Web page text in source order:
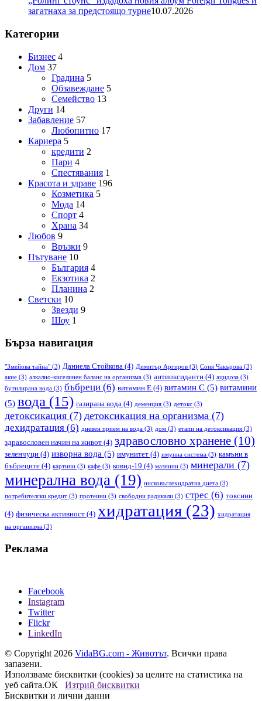
загатнаха за предстоящо турне10.07.2026
Категории
Бизнес 4
Дом 37
Градина 5
Обзавеждане 5
Семейство 13
Други 14
Забавление 57
Любопитно 17
Кариера 5
кредити 2
Пари 4
Спестявания 1
Красота и здраве 196
Козметика 5
Мода 14
Спорт 4
Храна 34
Любов 9
Връзки 9
Пътуване 10
България 4
Екзотика 2
Планина 2
Светски 10
Звезди 9
Шоу 1
Бърза навигация
"Змейова тайна" (3) Даниела Стойкова (4) Димитър Аргиров (3) Соня Чакърова (3)
акне (3) алкално-киселинен баланс на организма (3) антиоксиданти (4) ацидоза (3)
бутилирана вода (3) бъбреци (6) витамин Е (4) витамин С (5) витамини
(5) вода (15) газирана вода (4) деменция (3) детокс (3)
детоксикация (7) детоксикация на организма (7)
дехидратация (6) дневен прием на вода (3) дом (3) етапи на детоксикация (3)
здравословен начин на живот (4) здравословно хранене (10)
зеленчуци (4) изворна вода (5) имунитет (4) имунна система (3) камъни в
бъбреците (4) картини (3) кафе (3) ковид-19 (4) мазнини (3) минерали (7)
минерална вода (19) нисковъглехидратна диета (3)
потребителски кредит (3) протеини (3) свободни радикали (3) стрес (6) токсини
(4) физическа активност (4) хидратация (23) хидратация
на организма (3)
Реклама
Facebook
Instagram
Twitter
Flickr
LinkedIn
© Copyright 2026 VidaBG.com - Животът. Всички права
запазени.
Използваме бисквитки (cookies) за целите на статистика на
уеб сайта.ОК
Изтрий бисквитки
Бисквитки и лични данни